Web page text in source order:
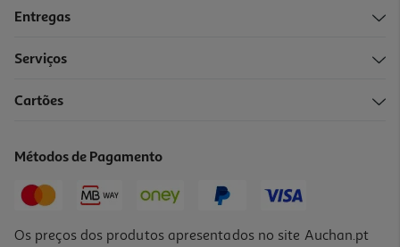
Entregas
Serviços
Cartões
Métodos de Pagamento
Os preços dos produtos apresentados no site Auchan.pt